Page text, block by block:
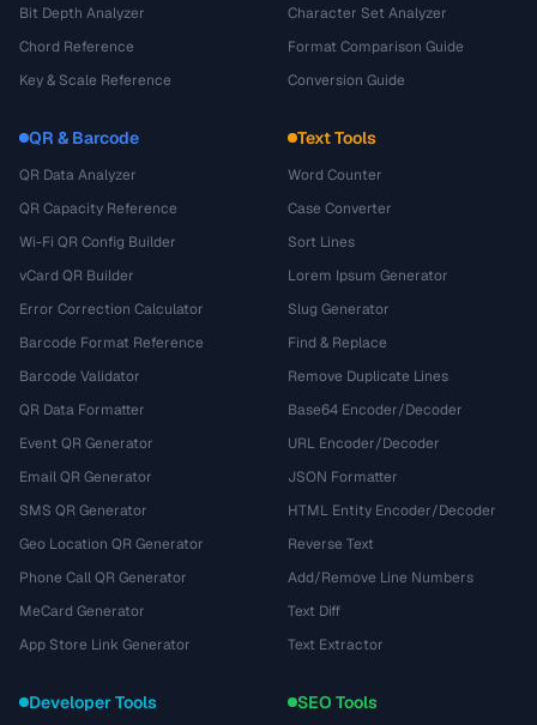
Bit Depth Analyzer
Chord Reference
Key & Scale Reference
Character Set Analyzer
Format Comparison Guide
Conversion Guide
QR & Barcode
QR Data Analyzer
QR Capacity Reference
Wi-Fi QR Config Builder
vCard QR Builder
Error Correction Calculator
Barcode Format Reference
Barcode Validator
QR Data Formatter
Event QR Generator
Email QR Generator
SMS QR Generator
Geo Location QR Generator
Phone Call QR Generator
MeCard Generator
App Store Link Generator
Text Tools
Word Counter
Case Converter
Sort Lines
Lorem Ipsum Generator
Slug Generator
Find & Replace
Remove Duplicate Lines
Base64 Encoder/Decoder
URL Encoder/Decoder
JSON Formatter
HTML Entity Encoder/Decoder
Reverse Text
Add/Remove Line Numbers
Text Diff
Text Extractor
Developer Tools SEO Tools